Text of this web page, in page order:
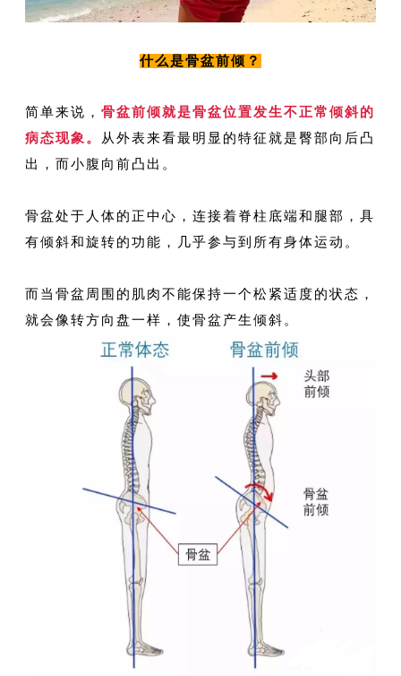
什么是骨盆前倾？
简单来说， 骨盆前倾就是骨盆位置发生不正常倾斜的
病态现象。
从外表来看最明显的特征就是臀部向后凸
出，而小腹向前凸出。
骨盆处于人体的正中心，连接着脊柱底端和腿部，具
有倾斜和旋转的功能，几乎参与到所有身体运动。
而当骨盆周围的肌肉不能保持一个松紧适度的状态，
就会像转方向盘一样，使骨盆产生倾斜。